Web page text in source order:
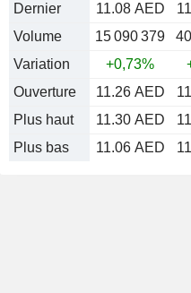
Dernier
11.08 AED
Volume
15 090 379
Variation
+0,73%
Ouverture
11.26 AED
Plus haut
11.30 AED
Plus bas
11.06 AED